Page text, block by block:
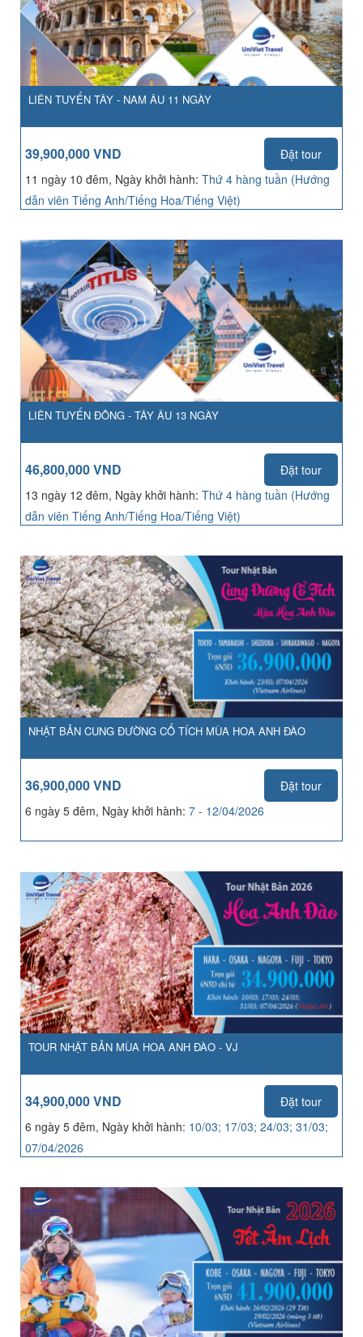
LIÊN TUYẾN TÂY - NAM ÂU 11 NGÀY
39,900,000 VND
Đặt tour
11 ngày 10 đêm, Ngày khởi hành: Thứ 4 hàng tuần (Hướng
dẫn viên Tiếng Anh/Tiếng Hoa/Tiếng Việt)
LIÊN TUYẾN ĐÔNG - TÂY ÂU 13 NGÀY
46,800,000 VND
Đặt tour
13 ngày 12 đêm, Ngày khởi hành: Thứ 4 hàng tuần (Hướng
dẫn viên Tiếng Anh/Tiếng Hoa/Tiếng Việt)
NHẬT BẢN CUNG ĐƯỜNG CỔ TÍCH MÙA HOA ANH ĐÀO
36,900,000 VND
Đặt tour
6 ngày 5 đêm, Ngày khởi hành: 7 - 12/04/2026
TOUR NHẬT BẢN MÙA HOA ANH ĐÀO - VJ
34,900,000 VND
Đặt tour
6 ngày 5 đêm, Ngày khởi hành: 10/03; 17/03; 24/03; 31/03;
07/04/2026